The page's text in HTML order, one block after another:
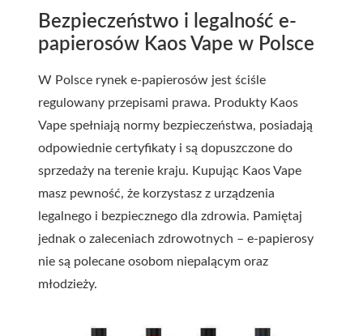
Bezpieczeństwo i legalność e-
papierosów Kaos Vape w Polsce
W Polsce rynek e-papierosów jest ściśle
regulowany przepisami prawa. Produkty Kaos
Vape spełniają normy bezpieczeństwa, posiadają
odpowiednie certyfikaty i są dopuszczone do
sprzedaży na terenie kraju. Kupując Kaos Vape
masz pewność, że korzystasz z urządzenia
legalnego i bezpiecznego dla zdrowia. Pamiętaj
jednak o zaleceniach zdrowotnych – e-papierosy
nie są polecane osobom niepalącym oraz
młodzieży.